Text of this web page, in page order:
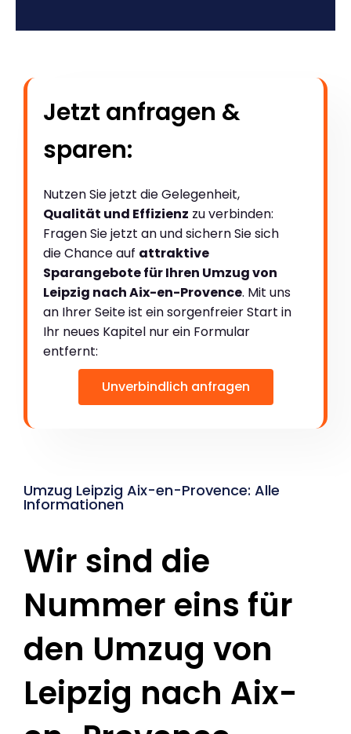
Jetzt anfragen &
sparen:
Nutzen Sie jetzt die Gelegenheit,
Qualität und Effizienz zu verbinden:
Fragen Sie jetzt an und sichern Sie sich
die Chance auf attraktive
Sparangebote für Ihren Umzug von
Leipzig nach Aix-en-Provence. Mit uns
an Ihrer Seite ist ein sorgenfreier Start in
Ihr neues Kapitel nur ein Formular
entfernt:
Unverbindlich anfragen
Umzug Leipzig Aix-en-Provence: Alle
Informationen
Wir sind die
Nummer eins für
den Umzug von
Leipzig nach Aix-